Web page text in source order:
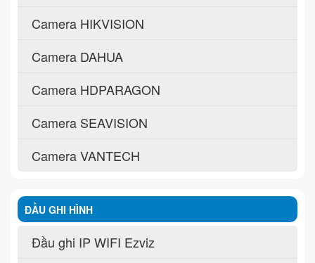
Camera HIKVISION
Camera DAHUA
Camera HDPARAGON
Camera SEAVISION
Camera VANTECH
ĐẦU GHI HÌNH
Đầu ghi IP WIFI Ezviz